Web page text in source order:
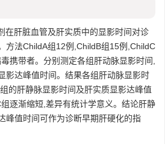
在肝脏血管及肝实质中的显影时间对诊
方法ChildA组12例,ChildB组15例,ChildC
携带者。分别测定各组肝动脉显影时间,
影达峰值时间。结果各组肝动脉显影时
的肝静脉显影时间及肝实质显影达峰值
逐渐缩短,差异有统计学意义。结论肝静
峰值时间可作为诊断早期肝硬化的指